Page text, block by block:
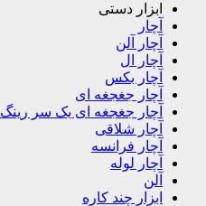
ابزار دستی
آچار
آچار آلن
آچار ال
آچار بکس
آچار جغجغه ای
آچار جغجغه ای یک سر رینگ
آچار شلاقی
آچار فرانسه
آچار لوله
آلن
ابزار چند کاره